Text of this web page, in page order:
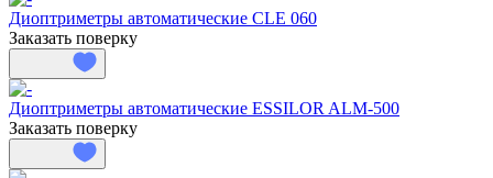
Диоптриметры автоматические CLE 060
Заказать поверку
Диоптриметры автоматические ESSILOR ALM-500
Заказать поверку